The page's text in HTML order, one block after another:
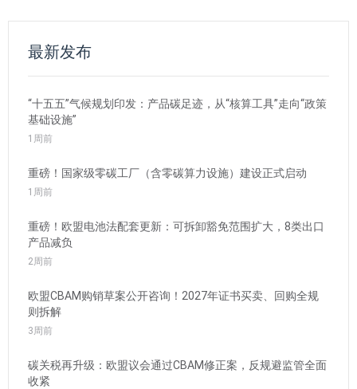
最新发布
“十五五”气候规划印发：产品碳足迹，从“核算工具”走向“政策
基础设施”
1周前
重磅！国家级零碳工厂（含零碳算力设施）建设正式启动
1周前
重磅！欧盟电池法配套更新：可拆卸豁免范围扩大，8类出口
产品减负
2周前
欧盟CBAM购销草案公开咨询！2027年证书买卖、回购全规
则拆解
3周前
碳关税再升级：欧盟议会通过CBAM修正案，反规避监管全面
收紧